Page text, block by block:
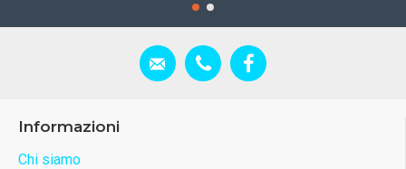
Informazioni
Chi siamo